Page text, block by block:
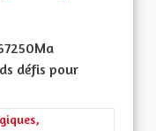
défis pour
transitions